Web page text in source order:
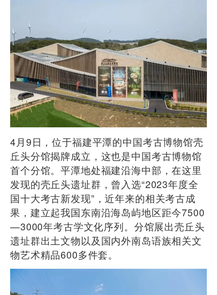
4月9日，位于福建平潭的中国考古博物馆壳
丘头分馆揭牌成立，这也是中国考古博物馆
首个分馆。平潭地处福建沿海中部，在这里
发现的壳丘头遗址群，曾入选“2023年度全
国十大考古新发现”，近年来的相关考古成
果，建立起我国东南沿海岛屿地区距今7500
—3000年考古学文化序列。分馆展出壳丘头
遗址群出土文物以及国内外南岛语族相关文
物艺术精品600多件套。